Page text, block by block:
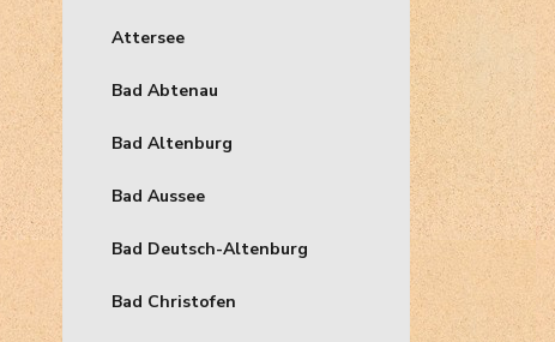
Attersee
Bad Abtenau
Bad Altenburg
Bad Aussee
Bad Deutsch-Altenburg
Bad Christofen